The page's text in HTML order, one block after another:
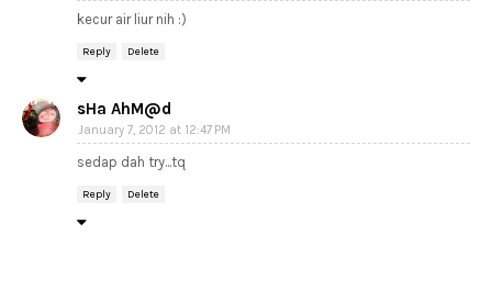
kecur air liur nih :)
Reply Delete
sHa AhM@d
January 7, 2012 at 12:47 PM
sedap dah try...tq
Reply Delete